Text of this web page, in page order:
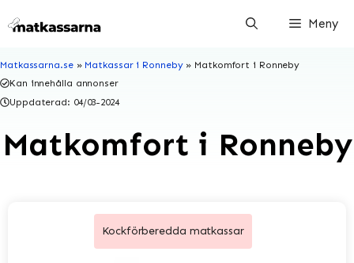
till
Meny
Matkassarna.se» Matkassar i Ronneby» Matkomfort i Ronneby
Kan innehålla annonser
Uppdaterad: 04/03-2024
Matkomfort i Ronneby
Kockförberedda matkassar